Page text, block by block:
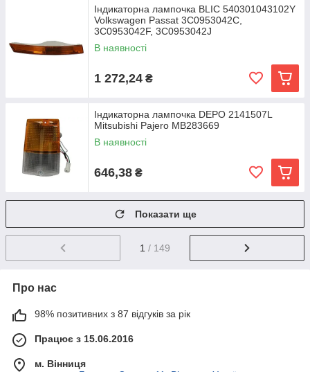
Індикаторна лампочка BLIC 540301043102Y
Volkswagen Passat 3C0953042C,
3C0953042F, 3C0953042J
В наявності
1 272,24 ₴
Індикаторна лампочка DEPO 2141507L
Mitsubishi Pajero MB283669
В наявності
646,38 ₴
Показати ще
1 / 149
Про нас
98% позитивних з 87 відгуків за рік
Працює з 15.06.2016
м. Вінниця